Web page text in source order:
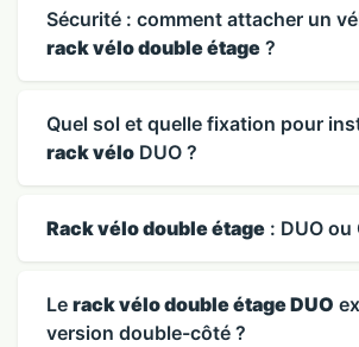
Sécurité : comment attacher un
rack vélo double étage ?
Quel sol et quelle fixation pour
rack vélo DUO ?
Rack vélo double étage : DUO ou
Le rack vélo double étage DUO
version double-côté ?